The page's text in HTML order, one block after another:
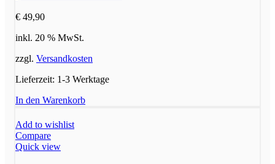
€ 49,90
inkl. 20 % MwSt.
zzgl. Versandkosten
Lieferzeit: 1-3 Werktage
In den Warenkorb
Add to wishlist
Compare
Quick view